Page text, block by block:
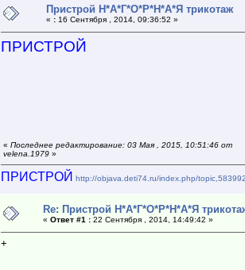
Пристрой Н*А*Г*О*Р*Н*А*Я трикотаж
« :16 Сентября , 2014, 09:36:52 »
ПРИСТРОЙ
« Последнее редактирование: 03 Мая , 2015, 10:51:46 от
velena.1979»
ПРИСТРОЙ http://objava.deti74.ru/index.php/
Re: Пристрой Н*А*Г*О*Р*Н*А*Я
« Ответ #1 :22 Сентября , 2014, 14:49:42 »
+